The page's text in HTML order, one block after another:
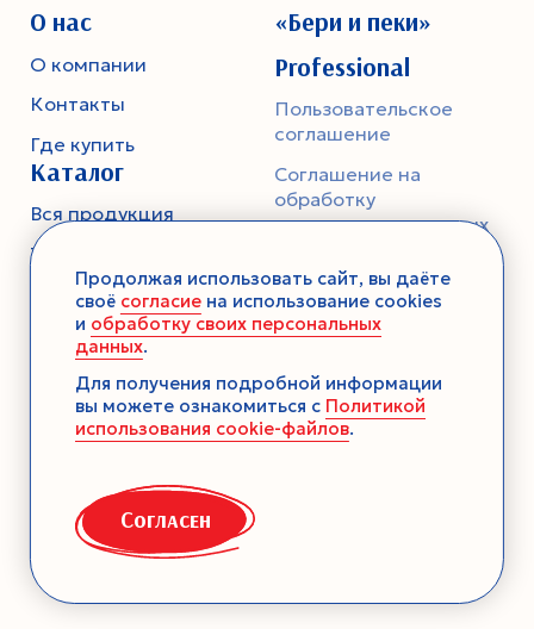
О нас
О компании
Контакты
Где купить
Каталог
Вся продукция
Тесто
Смеси-помощники
Ароматика
Десерты без выпечки
Консервация
Семена
«Бери и пеки»
Professional
Пользовательское
соглашение
Соглашение на
обработку
персональных данных
конфиденциальности
Продолжая использовать сайт, вы даёте
своё согласие на использование cookies
и обработку своих персональных
данных.
Для получения подробной информации
вы можете ознакомиться с Политикой
использования cookie-файлов.
Согласен